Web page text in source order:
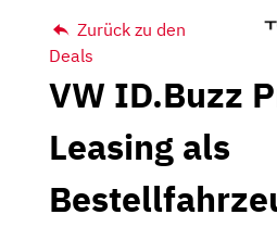
Zurück zu den
Deals
VW ID.Buzz
Leasing als